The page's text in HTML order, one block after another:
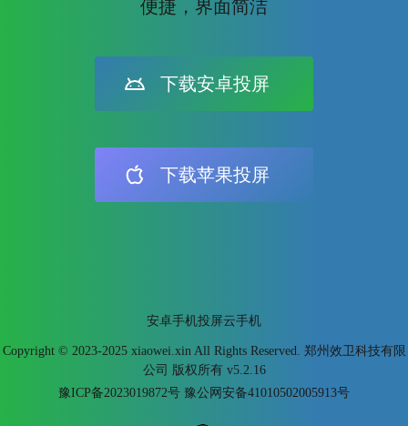
便捷，界面简洁
下载安卓投屏
下载苹果投屏
安卓手机投屏云手机
Copyright © 2023-2025 xiaowei.xin All Rights Reserved. 郑州效卫科技有限
公司 版权所有 v5.2.16
豫ICP备2023019872号 豫公网安备41010502005913号